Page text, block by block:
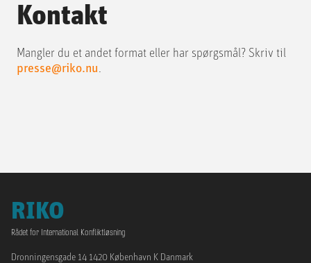
Kontakt
Mangler du et andet format eller har spørgsmål? Skriv til
presse@riko.nu.
RIKO
Rådet for International Konfliktløsning
Dronningensgade 14 1420 København K Danmark